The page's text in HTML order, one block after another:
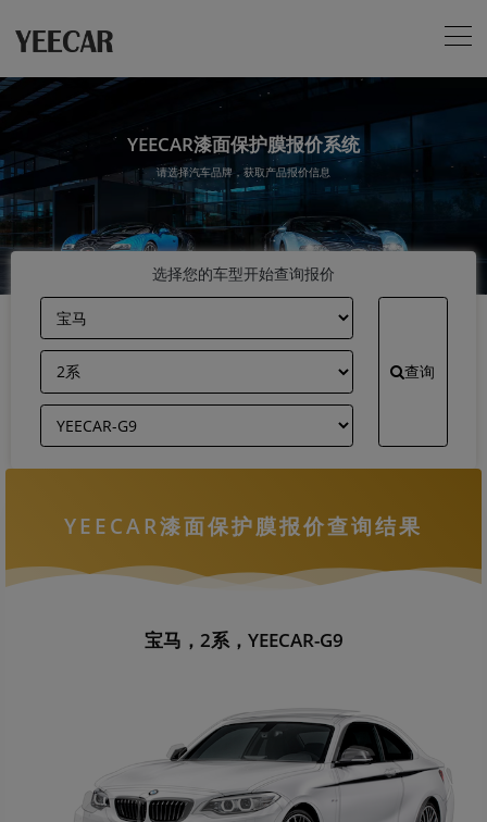
YEECAR漆面保护膜报价系统
请选择汽车品牌，获取产品报价信息
选择您的车型开始查询报价
查询
YEECAR漆面保护膜报价查询结果
宝马，2系，YEECAR-G9